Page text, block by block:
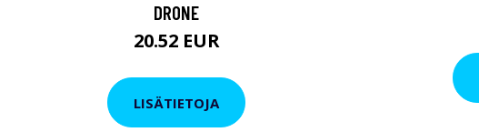
DRONE
20.52 EUR
LISÄTIETOJA